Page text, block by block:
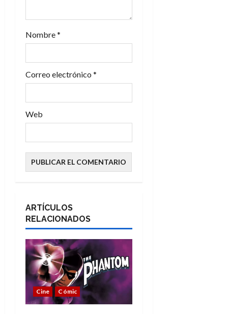
a
d
a
Nombre*
Correo electrónico *
Web
ARTÍCULOS
RELACIONADOS
Cine Cómic